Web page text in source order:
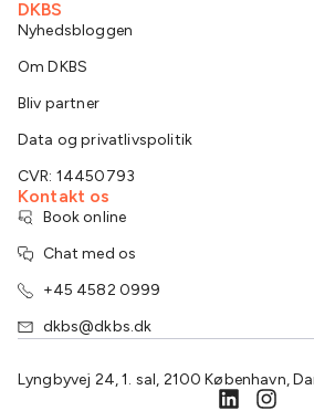
DKBS
Nyhedsbloggen
Om DKBS
Bliv partner
Data og privatlivspolitik
CVR: 14450793
Kontakt os
Book online
Chat med os
+45 4582 0999
dkbs@dkbs.dk
Lyngbyvej 24, 1. sal, 2100 København,